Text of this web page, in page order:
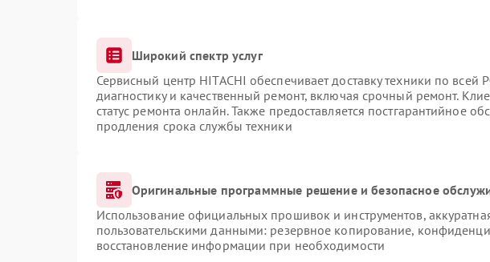
Широкий спектр услуг
Сервисный центр HITACHI обеспечивает доставку техники по всей
диагностику и качественный ремонт, включая срочный ремонт.
статус ремонта онлайн. Также предоставляется постгарантийное
продления срока службы техники
Оригинальные программные решение и безопасное
Использование официальных прошивок и инструментов,
пользовательскими данными: резервное копирование,
восстановление информации при необходимости